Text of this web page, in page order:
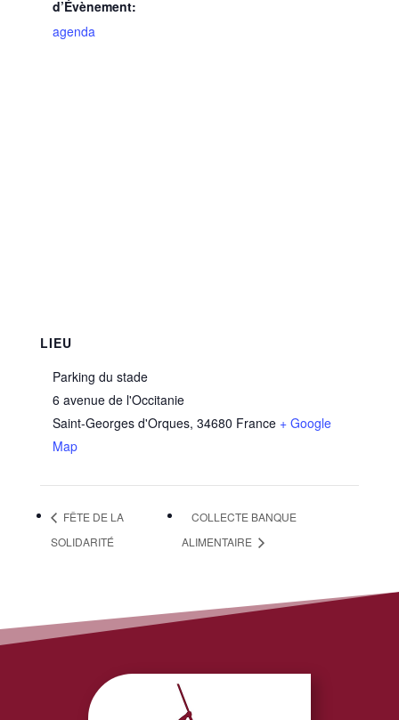
d’Évènement:
agenda
LIEU
Parking du stade
6 avenue de l'Occitanie
Saint-Georges d'Orques, 34680 France + Google
Map
FÊTE DE LA
SOLIDARITÉ
COLLECTE BANQUE
ALIMENTAIRE